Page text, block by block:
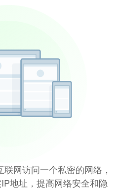
网访问一个私密的网络，
地址，提高网络安全和隐